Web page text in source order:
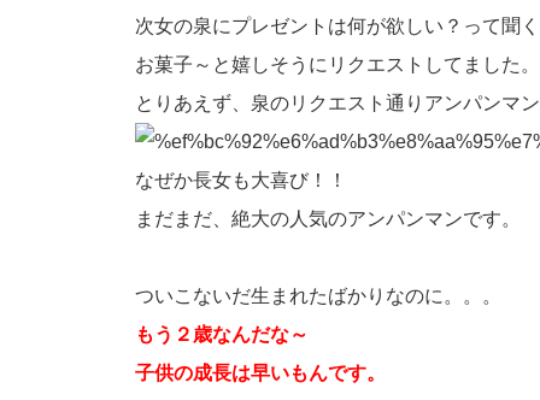
次女の泉にプレゼントは何が欲しい？って聞
お菓子～と嬉しそうにリクエストしてました。
とりあえず、泉のリクエスト通りアンパンマ
なぜか長女も大喜び！！
まだまだ、絶大の人気のアンパンマンです。
ついこないだ生まれたばかりなのに。。。
もう２歳なんだな～
子供の成長は早いもんです。